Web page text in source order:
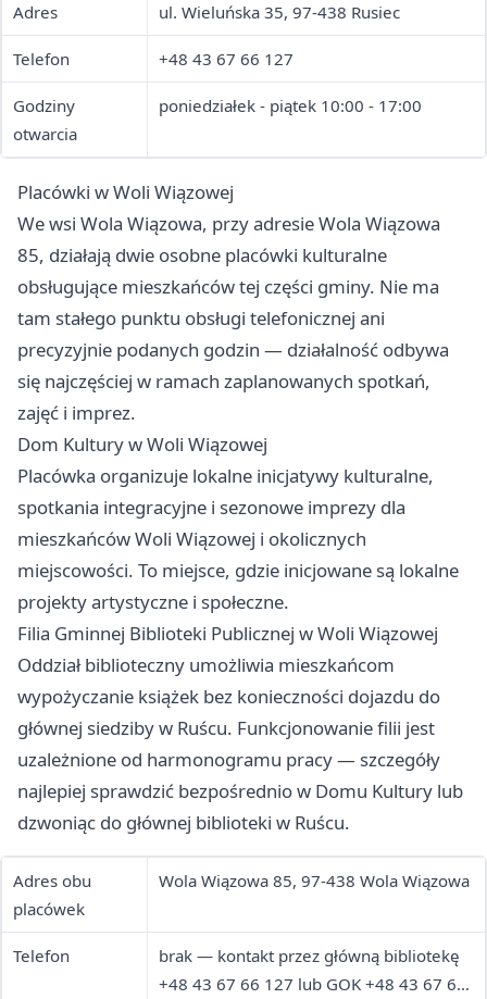
Adres ul. Wieluńska 35, 97-438 Rusiec
Telefon +48 43 67 66 127
Godziny
otwarcia
poniedziałek - piątek 10:00 - 17:00
Placówki w Woli Wiązowej
We wsi Wola Wiązowa, przy adresie Wola Wiązowa
85, działają dwie osobne placówki kulturalne
obsługujące mieszkańców tej części gminy. Nie ma
tam stałego punktu obsługi telefonicznej ani
precyzyjnie podanych godzin — działalność odbywa
się najczęściej w ramach zaplanowanych spotkań,
zajęć i imprez.
Dom Kultury w Woli Wiązowej
Placówka organizuje lokalne inicjatywy kulturalne,
spotkania integracyjne i sezonowe imprezy dla
mieszkańców Woli Wiązowej i okolicznych
miejscowości. To miejsce, gdzie inicjowane są lokalne
projekty artystyczne i społeczne.
Filia Gminnej Biblioteki Publicznej w Woli Wiązowej
Oddział biblioteczny umożliwia mieszkańcom
wypożyczanie książek bez konieczności dojazdu do
głównej siedziby w Ruścu. Funkcjonowanie filii jest
uzależnione od harmonogramu pracy — szczegóły
najlepiej sprawdzić bezpośrednio w Domu Kultury lub
dzwoniąc do głównej biblioteki w Ruścu.
Adres obu
placówek
Wola Wiązowa 85, 97-438 Wola Wiązowa
Telefon
brak — kontakt przez główną bibliotekę
+48 43 67 66 127 lub GOK +48 43 67 66